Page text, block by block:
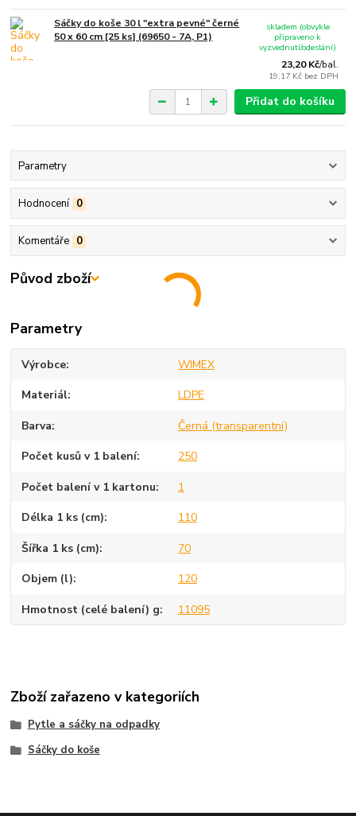
Sáčky do koše 30 l "extra pevné" černé
50 x 60 cm [25 ks] (69650 - 7A, P1)
23,20 Kč/bal.
19,17 Kč bez DPH
skladem (obvykle
připraveno k
vyzvednutí/odeslání)
Přidat do košíku
Parametry
Hodnocení 0
Komentáře 0
Původ zboží
Parametry
Výrobce WIMEX
Materiál LDPE
Barva Černá (transparentní)
Počet kusů v 1 balení 250
Počet balení v 1 kartonu 1
Délka 1 ks (cm) 110
Šířka 1 ks (cm) 70
Objem (l) 120
Hmotnost (celé balení) g 11095
Zboží zařazeno v kategoriích
Pytle a sáčky na odpadky
Sáčky do koše